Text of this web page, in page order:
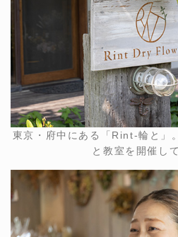
東京・府中にある「Rint-輪と」
と教室を開催し